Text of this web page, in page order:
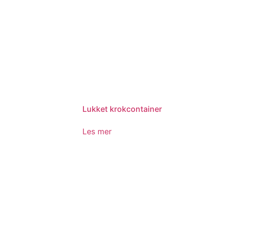
Lukket krokcontainer
Les mer